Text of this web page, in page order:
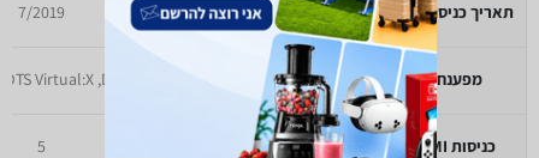
תאריך כניסה לזאפ
מפענחים
כניסות HDMI
11/2020
Dolby Vision
לא זמין
7/2019
5